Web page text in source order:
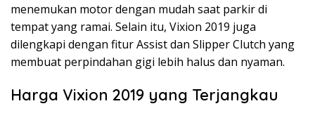
menemukan motor dengan mudah saat parkir di
tempat yang ramai. Selain itu, Vixion 2019 juga
dilengkapi dengan fitur Assist dan Slipper Clutch yang
membuat perpindahan gigi lebih halus dan nyaman.
Harga Vixion 2019 yang Terjangkau